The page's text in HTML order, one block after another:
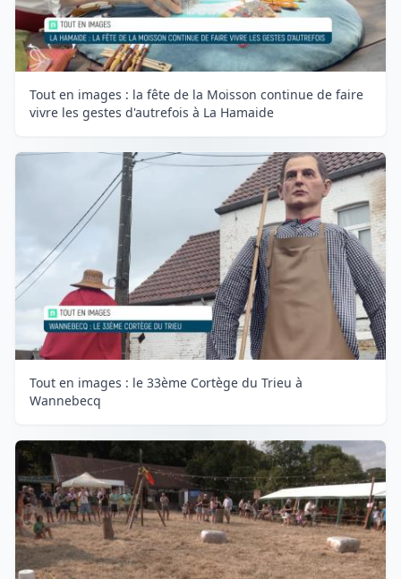
Tout en images : la fête de la Moisson continue de faire
vivre les gestes d'autrefois à La Hamaide
Tout en images : le 33ème Cortège du Trieu à
Wannebecq